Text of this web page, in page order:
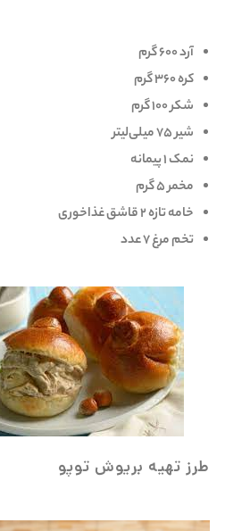
آرد 600 گرم
کره 360 گرم
شکر 100 گرم
شیر 75 میلی‌لیتر
نمک 1 پیمانه
مخمر 5 گرم
خامه تازه 2 قاشق غذاخوری
تخم مرغ 7 عدد
طرز تهیه بریوش توپو